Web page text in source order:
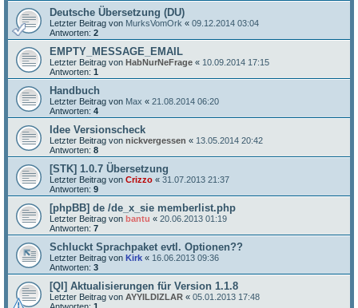
Deutsche Übersetzung (DU)
Letzter Beitrag von MurksVomOrk « 09.12.2014 03:04
Antworten: 2
EMPTY_MESSAGE_EMAIL
Letzter Beitrag von HabNurNeFrage « 10.09.2014 17:15
Antworten: 1
Handbuch
Letzter Beitrag von Max « 21.08.2014 06:20
Antworten: 4
Idee Versionscheck
Letzter Beitrag von nickvergessen « 13.05.2014 20:42
Antworten: 8
[STK] 1.0.7 Übersetzung
Letzter Beitrag von Crizzo « 31.07.2013 21:37
Antworten: 9
[phpBB] de /de_x_sie memberlist.php
Letzter Beitrag von bantu « 20.06.2013 01:19
Antworten: 7
Schluckt Sprachpaket evtl. Optionen??
Letzter Beitrag von Kirk « 16.06.2013 09:36
Antworten: 3
[QI] Aktualisierungen für Version 1.1.8
Letzter Beitrag von AYYILDIZLAR « 05.01.2013 17:48